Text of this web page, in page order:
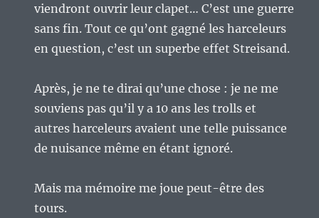
viendront ouvrir leur clapet… C’est une guerre
sans fin. Tout ce qu’ont gagné les harceleurs
en question, c’est un superbe effet Streisand.
Après, je ne te dirai qu’une chose : je ne me
souviens pas qu’il y a 10 ans les trolls et
autres harceleurs avaient une telle puissance
de nuisance même en étant ignoré.
Mais ma mémoire me joue peut-être des
tours.